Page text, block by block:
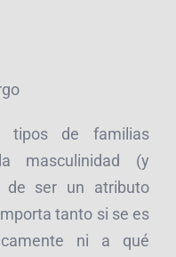
tipos de familias
masculinidad (y
de ser un atributo
tanto si se es
ni a qué